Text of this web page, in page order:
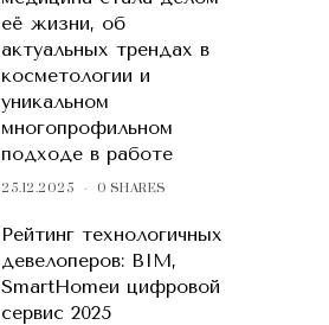
её жизни, об
актуальных трендах в
косметологии и
уникальном
многопрофильном
подходе в работе
25.12.2025 0 SHARES
Рейтинг технологичных
девелоперов: BIM,
SmartHomeи цифровой
сервис 2025